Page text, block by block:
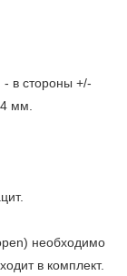
- в стороны +/-
мм.
необходимо
в комплект.